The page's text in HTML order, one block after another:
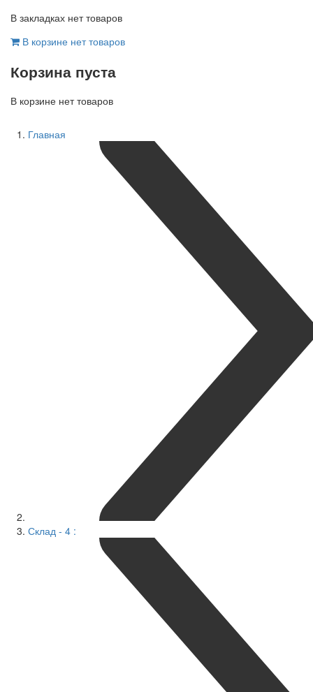
В закладках нет товаров
В корзине нет товаров
Корзина пуста
В корзине нет товаров
Главная
Склад - 4 :